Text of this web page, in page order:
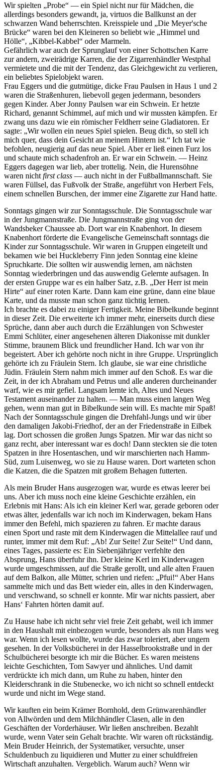
Wir spielten
Probe
— ein Spiel nicht nur für Mädchen, die
allerdings besonders gewandt, ja, virtuos die Ballkunst an der
schwarzen Wand beherrschten. Kreisspiele und
Die Meyer'sche
Brücke
waren bei den Kleineren so beliebt wie
Himmel und
Hölle , Kibbel-Kabbel
oder Marmeln.
Gefährlich war auch der Sprunglauf von einer Schottschen Karre
zur andern, zweirädrige Karren, die der Zigarrenhändler Westphal
vermietete und die mit der Tendenz, das Gleichgewicht zu verlieren,
ein beliebtes Spielobjekt waren.
Frau Eggers und die gutmütige, dicke Frau Paulsen in Haus 1 und 2
waren die Straßenhuren, liebevoll gegen jedermann, besonders
gegen Kinder. Aber Jonny Paulsen war ein Schwein. Er hetzte
Richard, genannt Schimmel, auf mich und wir mussten kämpfen. Er
zwang uns dazu wie ein römischer Feldherr seine Gladiatoren. Er
sagte:
Wir wollen ein neues Spiel spielen. Beug dich, so stell ich
mich quer, dass dein Gesicht an meinem Hintern ist.
Ich tat wie
befohlen, neugierig auf das neue Spiel. Aber er ließ einen Furz los
und schaute mich schadenfroh an. Er war ein Schwein. — Heinz
Eggers dagegen war lieb, aber trottelig. Nein, die Hurensöhne
waren nicht first class — auch nicht in der Fußballmannschaft. Sie
waren Füllsel, das Fußvolk der Straße, angeführt von Herbert Fels,
einem schnellen Burschen, der immer eine Zigarette zur Hand hatte.
Sonntags gingen wir zur Sonntagsschule. Die Sonntagsschule war
in der Jungmannstraße. Die Jungmannstraße ging von der
Wandsbeker Chaussee ab. Dort war ein Knabenhort. In diesem
Knabenhort förderte die Evangelische Gemeinschaft sonntags die
Kinder zur Sonntagsschule. Wir waren in Gruppen eingeteilt und
bekamen wie bei Huckleberry Finn jeden Sonntag eine kleine
Spruchkarte. Die sollten wir auswendig lernen, am nächsten
Sonntag wiederbringen und das auswendig Gelernte aufsagen. In
der ersten Gruppe war es ein halber Satz, z.B.
Der Herr ist mein
Hirte
auf einer roten Karte. Dann kam eine grüne, dann eine blaue
Karte, und da musste man schon ganz tüchtig lernen.
Ich brachte es dabei zu einiger Fertigkeit. Meine Bibelkunde beginnt
in dieser Zeit. Die erweiterte ich immer mehr, einerseits durch diese
Sprüche, dann aber auch durch die Erzählungen von Schwester
Emmi Schlüter, einer angesehenen älteren Diakonisse mit dunkler
Stimme, braunem Blick und freundlicher Hand. Ich war von ihr
begeistert. Aber ich gehörte noch nicht in ihre Gruppe. Ursprünglich
gehörte ich zu Fräulein Stern. Ich glaube, sie war eine christliche
Jüdin. Fräulein Stern nahm mich immer auf den Schoß. Es war die
Zeit, in der ich Abraham und Petrus und alle anderen durcheinander
warf, wie es mir gefiel. Langsam lernte ich, Altes und Neues
Testament auseinander zu halten. — Man muss einen langen Weg
gehen, wenn man gut in Bibelkunde sein will. Es machte mir Spaß!
Nach der Sonntagsschule gingen die Drehfahl-Jungs und wir über
den damaligen Jakobi-Friedhof, der an der Friedenstraße in Eilbek
lag. Dort schossen die großen Jungs Spatzen. Mir war das nicht so
ganz recht, aber interessant war es doch! Dann steckten sie die toten
Spatzen in ihre Hosentaschen, und wir marschierten nach Hamm-
Süd, zum Luisenweg, wo sie zu Hause waren. Dort warteten schon
die Katzen, die die Spatzen mit großem Behagen futterten.
Als mein Bruder Hans ausgezogen war, wurde es etwas leerer bei
uns. Aber ich muss noch eine kleine Geschichte erzählen, ein
Erlebnis mit Hans: Als ich ein kleiner Kerl war, gerade geboren oder
etwas älter, jedenfalls war ich noch im Kinderwagen, bekam Hans
immer den Befehl, mich spazieren zu fahren. Er machte daraus
einen Sport und raste mit dem Kinderwagen die Mittelallee rauf und
runter, immer mit dem Ruf:
Ab! Zur Seite! Zur Seite!
Und dann,
eines Tages, passierte es: Ein Siebenjähriger verfehlte den
Absprung, Hans überfuhr ihn. Der kleine Kerl im Kinderwagen
wurde umgeschmissen, auf die Straße gerollt, und alle alten Frauen
auf dem Balkon, alle Mütter, schrien und riefen:
Pfui!
Aber Hans
sammelte mich und das Bett wieder ein, alles in den Kinderwagen,
und verschwand, so schnell er konnte. Mir war nichts passiert, aber
Hans‘ Fahrten hörten damit auf.
Zu Hause habe ich nicht sehr viel freie Zeit gehabt, weil ich immer
in den Haushalt mit einbezogen wurde, besonders als nun Hans weg
war. Wenn ich lesen wollte, wurde das zwar toleriert, aber ungern
gesehen. In der Volksbücherei in der Hasselbrookstraße und in der
Schulbücherei besorgte ich mir die Bücher. Es waren meistens
leichte Geschichten, Tom Sawyer und ähnliches. Und damit
verdrückte ich mich dann, um Ruhe zu haben, hinter den
Kleiderschrank in die Stubenecke, wo ich nicht so schnell entdeckt
wurde und nicht im Wege stand.
Wir kauften ein beim Krämer Bornhold, dem Grünwarenhändler
von Allwörden und dem Milchhändler Clasen, alle in den
Geschäften der Vorderhäuser. Wir ließen anschreiben. Bezahlt
wurde, wenn Vater sein Gehalt brachte. Wir waren oft rückständig.
Mein Bruder Heinrich, der Systematiker, versuchte, unser
Schuldenbuch zu liquidieren und Mutter zu einer schuldfreien
Wirtschaft anzuhalten. Vergeblich. Warum auch? Wenn wir